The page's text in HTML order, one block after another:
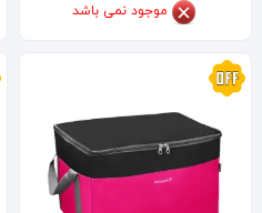
موجود نمی باشد